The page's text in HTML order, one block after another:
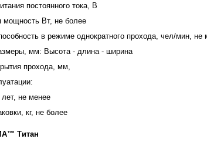
постоянного тока, В
мощность Вт, не более
в режиме однократного прохода, чел/мин, не
мм: Высота - длина - ширина
прохода, мм,
не менее
кг, не более
Титан